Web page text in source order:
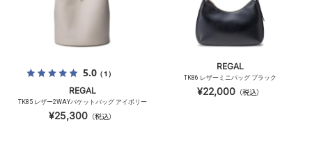
5.0（1）
REGAL
TK85 レザー2WAYバケットバッグ アイボリー
¥25,300 （税込）
REGAL
TK86 レザーミニバッグ ブラック
¥22,000（税込）